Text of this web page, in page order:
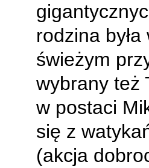
rodzina
świeżym
wybrany też
w postaci
się z
(akcja